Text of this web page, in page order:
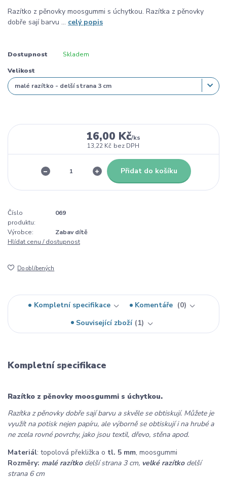
Razítko z pěnovky moosgummi s úchytkou. Razítka z pěnovky
dobře sají barvu ... celý popis
Dostupnost Skladem
Velikost
16,00 Kč/ks
13,22 Kč bez DPH
Přidat do košíku
Číslo
produktu:
069
Výrobce:
Zabav dítě
Hlídat cenu / dostupnost
Do oblíbených
Kompletní specifikace Komentáře
0
Související zboží
1
Kompletní specifikace
Razítko z pěnovky moosgummi s úchytkou.
Razítka z pěnovky dobře sají barvu a skvěle se obtiskují. Můžete je
využít na potisk nejen papíru, ale výborně se obtiskují i na hrubé a
ne zcela rovné povrchy, jako jsou textil, dřevo, stěna apod.
Materiál: topolová překližka o tl. 5 mm, moosgummi
Rozměry: malé razítko delší strana 3 cm, velké razítko delší
strana 6 cm